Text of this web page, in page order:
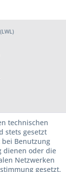
technischen
stets gesetzt
Benutzung
dienen oder die
Netzwerken
gesetzt.